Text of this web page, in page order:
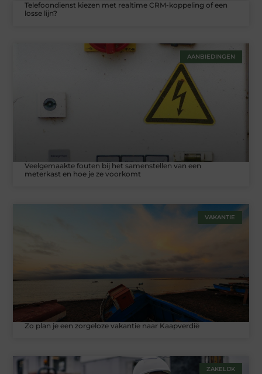
Telefoondienst kiezen met realtime CRM-koppeling of een
losse lijn?
AANBIEDINGEN
Veelgemaakte fouten bij het samenstellen van een
meterkast en hoe je ze voorkomt
VAKANTIE
Zo plan je een zorgeloze vakantie naar Kaapverdië
ZAKELIJK